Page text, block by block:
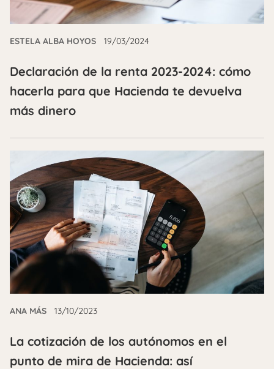
ESTELA ALBA HOYOS 19/03/2024
Declaración de la renta 2023-2024: cómo
hacerla para que Hacienda te devuelva
más dinero
ANA MÁS 13/10/2023
La cotización de los autónomos en el
punto de mira de Hacienda: así